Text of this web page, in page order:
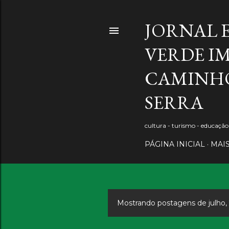
JORNAL
VERDE
SERRA
cultura - turismo -
PÁGINA INICIAL
PMostrando postagens de julho,